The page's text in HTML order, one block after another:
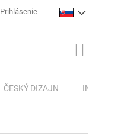
Prihlásenie
ČESKÝ DIZAJN INSPIRACE